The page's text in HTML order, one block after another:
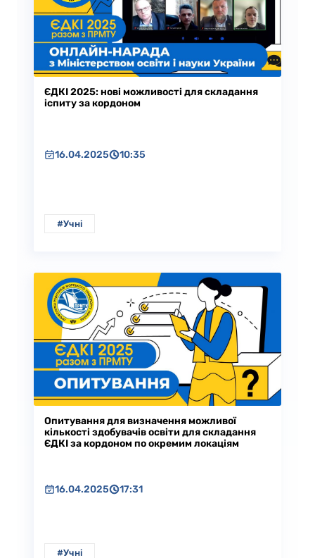
ЄДКІ 2025: нові можливості для складання
іспиту за кордоном
16.04.2025 10:35
#Учні
Опитування для визначення можливої
кількості здобувачів освіти для складання
ЄДКІ за кордоном по окремим локаціям
16.04.2025 17:31
#Учні